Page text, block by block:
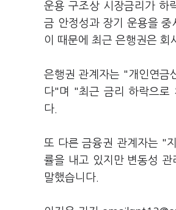
운용 구조상 시장금리가 하
금 안정성과 장기 운용을
이 때문에 최근 은행권은
은행권 관계자는 "개인연금
다"며 "최근 금리 하락으로
다.
또 다른 금융권 관계자는 "
률을 내고 있지만 변동성
말했습니다.